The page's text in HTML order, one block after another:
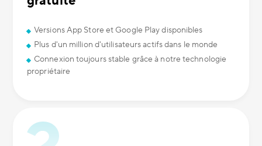
Versions App Store et Google Play disponibles
Plus d'un million d'utilisateurs actifs dans le monde
Connexion toujours stable grâce à notre technologie
propriétaire